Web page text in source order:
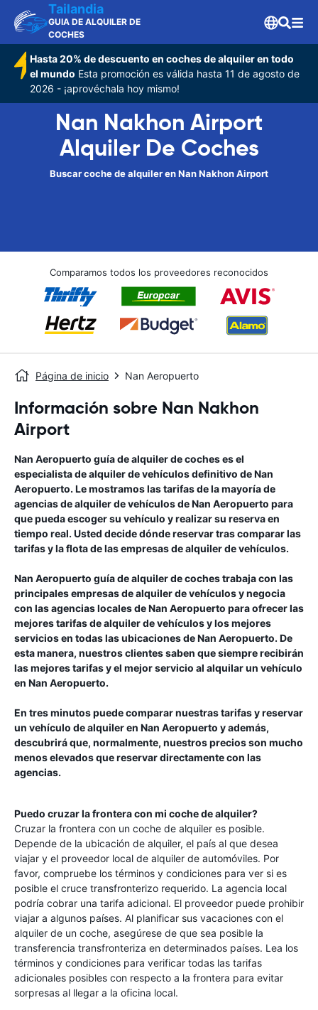
Tailandia
GUIA DE ALQUILER DE
COCHES
Hasta 20% de descuento en coches de alquiler en todo
el mundo Esta promoción es válida hasta 11 de agosto de
2026 - ¡aprovéchala hoy mismo!
Nan Nakhon Airport
Alquiler De Coches
Buscar coche de alquiler en Nan Nakhon Airport
Comparamos todos los proveedores reconocidos
Página de inicio Nan Aeropuerto
Información sobre Nan Nakhon
Airport
Nan Aeropuerto guía de alquiler de cocheses el
especialista de alquiler de vehículos definitivo deNan
Aeropuerto. Le mostramos las tarifas de la mayoría de
agencias de alquiler de vehículos deNan Aeropuerto para
que pueda escoger su vehículo y realizar su reserva en
tiempo real. Usted decide dónde reservar tras comparar las
tarifas y la flota de las empresas de alquiler de vehículos.
Nan Aeropuerto guía de alquiler de cochestrabaja con las
principales empresas de alquiler de vehículos y negocia
con las agencias locales deNan Aeropuerto para ofrecer las
mejores tarifas de alquiler de vehículos y los mejores
servicios en todas las ubicaciones deNan Aeropuerto. De
esta manera, nuestros clientes saben que siempre recibirán
las mejores tarifas y el mejor servicio al alquilar un vehículo
en Nan Aeropuerto.
En tres minutos puede comparar nuestras tarifas y reservar
un vehículo de alquiler en Nan Aeropuerto y además,
descubrirá que, normalmente, nuestros precios son mucho
menos elevados que reservar directamente con las
agencias.
Puedo cruzar la frontera con mi coche de alquiler?
Cruzar la frontera con un coche de alquiler es posible.
Depende de la ubicación de alquiler, el país al que desea
viajar y el proveedor local de alquiler de automóviles. Por
favor, compruebe los términos y condiciones para ver si es
posible el cruce transfronterizo requerido. La agencia local
podría cobrar una tarifa adicional. El proveedor puede prohibir
viajar a algunos países. Al planificar sus vacaciones con el
alquiler de un coche, asegúrese de que sea posible la
transferencia transfronteriza en determinados países. Lea los
términos y condiciones para verificar todas las tarifas
adicionales posibles con respecto a la frontera para evitar
sorpresas al llegar a la oficina local.